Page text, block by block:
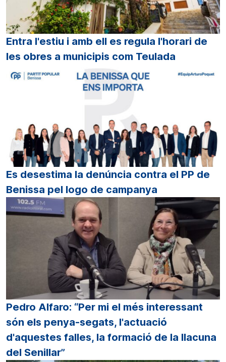
Entra l'estiu i amb ell es regula l'horari de
les obres a municipis com Teulada
Es desestima la denúncia contra el PP de
Benissa pel logo de campanya
Pedro Alfaro: “Per mi el més interessant
són els penya-segats, l'actuació
d'aquestes falles, la formació de la llacuna
del Senillar”